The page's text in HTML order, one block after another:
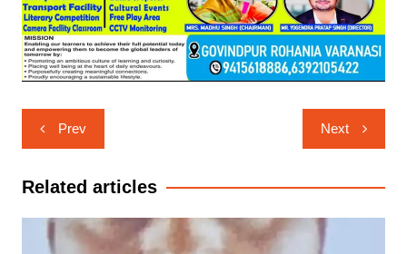
Post
navigation
Prev Next
Related articles